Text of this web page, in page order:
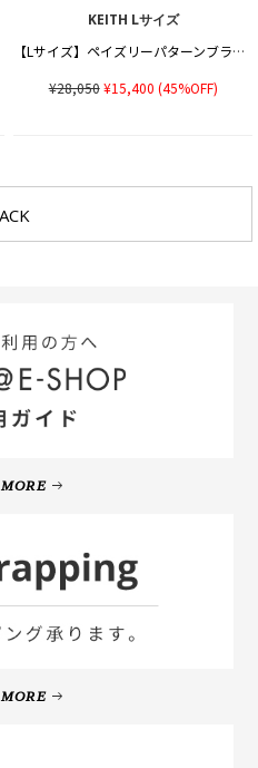
KEITH Lサイズ
【Lサイズ】ペイズリーパターンブラウス
¥28,050¥15,400 (45%OFF)